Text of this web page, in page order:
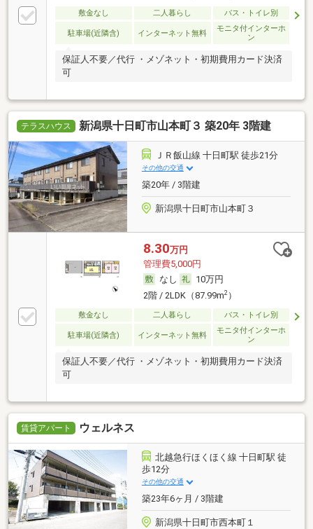
敷金なし 二人暮らし バス・トイレ別
駐車場(近隣含) インターネット無料
モニタ付インターホ
ン
保証人不要／代行 ・メゾネット・初期費用カード決済
可
テラスハウス 新潟県十日町市山本町３ 築20年 3階建
ＪＲ飯山線 十日町駅 徒歩21分
その他の交通
築20年 / 3階建
新潟県十日町市山本町３
8.30万円
管理費5,000円
なし
10万円
2階 / 2LDK（87.99m2）
敷金なし 二人暮らし バス・トイレ別
駐車場(近隣含) インターネット無料
モニタ付インターホ
ン
保証人不要／代行 ・メゾネット・初期費用カード決済
可
賃貸アパート ウェルネス
北越急行ほくほく線 十日町駅 徒
歩12分
その他の交通
築23年6ヶ月 / 3階建
新潟県十日町市西本町１